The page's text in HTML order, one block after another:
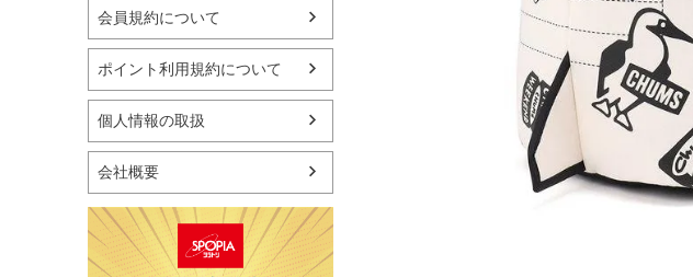
マリン
スケートボード
野球・ソフトボール
ゴルフ
卓球用品
バッグ・サングラス
ハンドボール用品
ラグビー用品
グランドゴルフ
会員規約について
ポイント利用規約について
個人情報の取扱
会社概要